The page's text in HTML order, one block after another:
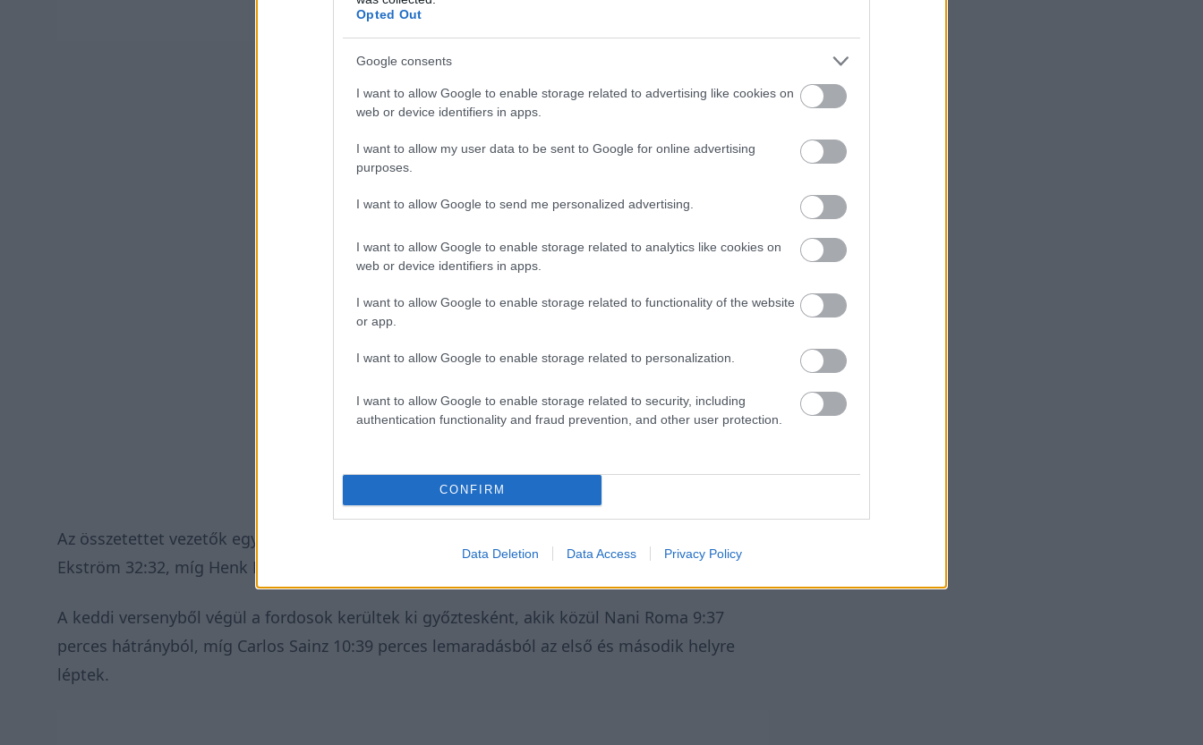
Opted Out
Google consents
I want to allow Google to enable storage related to advertising like cookies on
web or device identifiers in apps.
I want to allow my user data to be sent to Google for online advertising
purposes.
I want to allow Google to send me personalized advertising.
I want to allow Google to enable storage related to analytics like cookies on
web or device identifiers in apps.
I want to allow Google to enable storage related to functionality of the website
or app.
I want to allow Google to enable storage related to personalization.
I want to allow Google to enable storage related to security, including
authentication functionality and fraud prevention, and other user protection.
CONFIRM
Data Deletion Data Access Privacy Policy
Az összetettet vezetők egyaránt sok időt buktak, Nasser Al-Attiyah 26:23 percet, Mattias
Ekström 32:32, míg Henk Lategan 25:18 percet.
A keddi versenyből végül a fordosok kerültek ki győztesként, akik közül Nani Roma 9:37
perces hátrányból, míg Carlos Sainz 10:39 perces lemaradásból az első és második helyre
léptek.